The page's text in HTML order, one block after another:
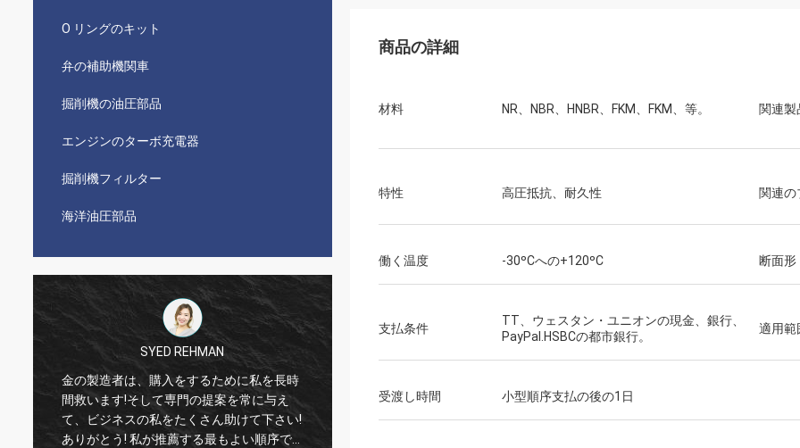
O リングのキット
弁の補助機関車
掘削機の油圧部品
エンジンのターボ充電器
掘削機フィルター
海洋油圧部品
SYED REHMAN
造者は、購入をするために私を長時
ます!そして専門の提案を常に与え
ジネスの私をたくさん助けて下さい!
古い顧客、事は、代理店プロダクトです確
実な100%才顕著なコスト パフォーマンス
いつも通りまだあります。 速い船積みおよ
び非常によいservic私は値します5つの星に
カーロ
よい常に製造者および専門の提案を与え
商品の詳細
材料 NR、NBR、HNBR、FKM、FKM、等。 関連製
特性 高圧抵抗、耐久性 関連の
働く温度 -30ºCへの+120ºC 断面形
支払条件
TT、ウェスタン・ユニオンの現金、銀行、
PayPal.HSBCの都市銀行。
適用範
受渡し時間 小型順序支払の後の1日